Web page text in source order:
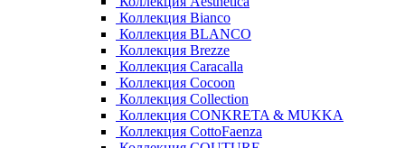
Коллекция Bianco
Коллекция BLANCO
Коллекция Brezze
Коллекция Caracalla
Коллекция Cocoon
Коллекция Collection
Коллекция CONKRETA & MUKKA
Коллекция CottoFaenza